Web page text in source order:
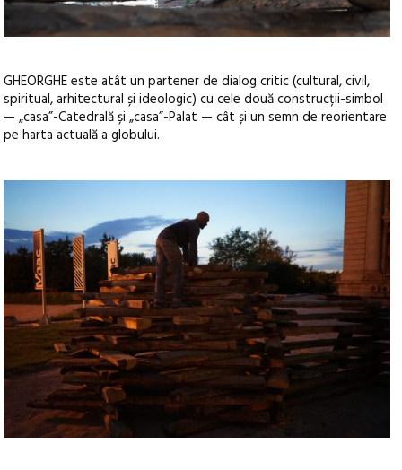
GHEORGHE este atât un partener de dialog critic (cultural, civil,
spiritual, arhitectural și ideologic) cu cele două construcții-simbol
— „casa”-Catedrală și „casa”-Palat — cât și un semn de reorientare
pe harta actuală a globului.